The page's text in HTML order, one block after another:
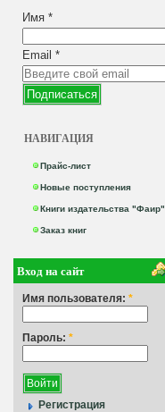
Имя *
Email *
НАВИГАЦИЯ
Прайс-лист
Новые поступления
Книги издательства "Фаир"
Заказ книг
Вход на сайт
Имя пользователя: *
Пароль: *
Регистрация